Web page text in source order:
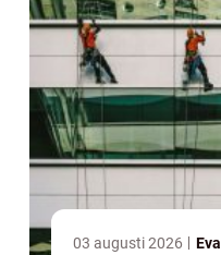
03 augusti 2026